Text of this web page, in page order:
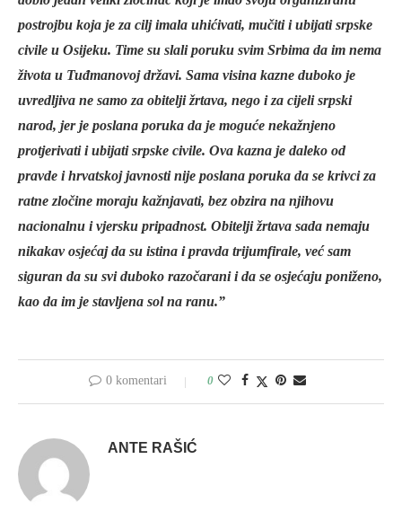
postrojbu koja je za cilj imala uhićivati, mučiti i ubijati srpske
civile u Osijeku. Time su slali poruku svim Srbima da im nema
života u Tuđmanovoj državi. Sama visina kazne duboko je
uvredljiva ne samo za obitelji žrtava, nego i za cijeli srpski
narod, jer je poslana poruka da je moguće nekažnjeno
protjerivati i ubijati srpske civile. Ova kazna je daleko od
pravde i hrvatskoj javnosti nije poslana poruka da se krivci za
ratne zločine moraju kažnjavati, bez obzira na njihovu
nacionalnu i vjersku pripadnost. Obitelji žrtava sada nemaju
nikakav osjećaj da su istina i pravda trijumfirale, već sam
siguran da su svi duboko razočarani i da se osjećaju poniženo,
kao da im je stavljena sol na ranu.”
0 komentari 0
ANTE RAŠIĆ